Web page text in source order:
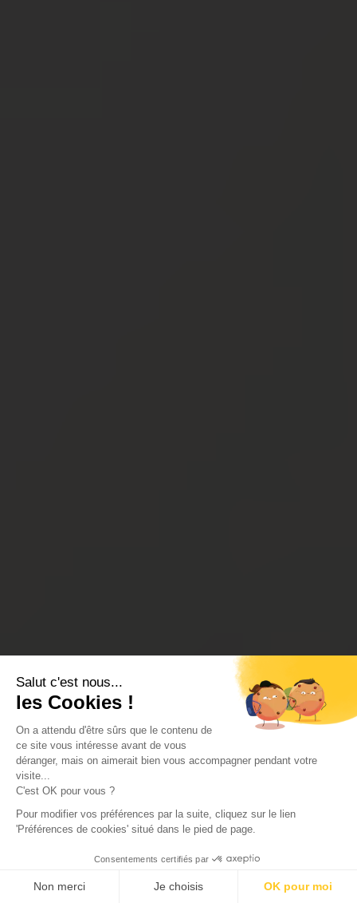
Salut c'est nous...
les Cookies !
On a attendu d'être sûrs que le contenu de
ce site vous intéresse avant de vous
déranger, mais on aimerait bien vous accompagner pendant votre
visite...
C'est OK pour vous ?
Pour modifier vos préférences par la suite, cliquez sur le lien
'Préférences de cookies' situé dans le pied de page.
Consentements certifiés par
Non merci Je choisis OK pour moi